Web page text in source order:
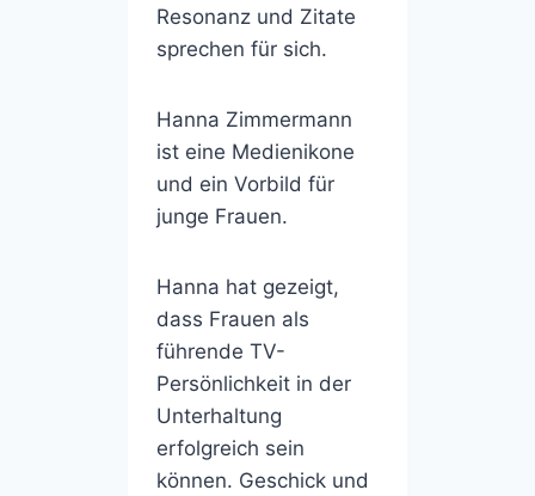
Resonanz und Zitate
sprechen für sich.
Hanna Zimmermann
ist eine Medienikone
und ein Vorbild für
junge Frauen.
Hanna hat gezeigt,
dass Frauen als
führende TV-
Persönlichkeit in der
Unterhaltung
erfolgreich sein
können. Geschick und